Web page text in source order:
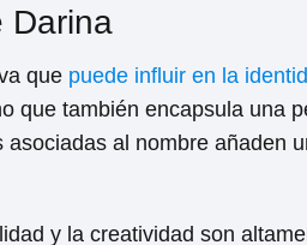
Darina
que puede influir en la
que también encapsula una
al nombre añaden
y la creatividad son